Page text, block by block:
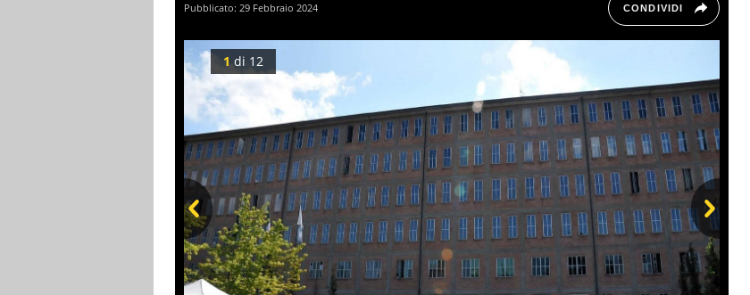
Pubblicato: 29 Febbraio 2024 CONDIVIDI
Prev Next
1 di 12